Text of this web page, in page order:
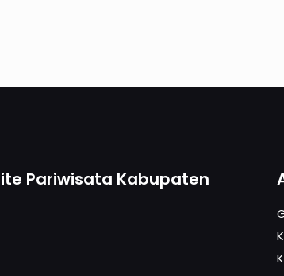
Pariwisata Kabupaten